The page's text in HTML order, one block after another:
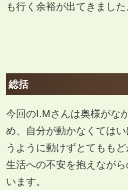
も行く余裕が出てきました
総括
今回のI.Mさんは奥様がな
め、自分が動かなくては
うように動けずとてもも
生活への不安を抱えなが
います。